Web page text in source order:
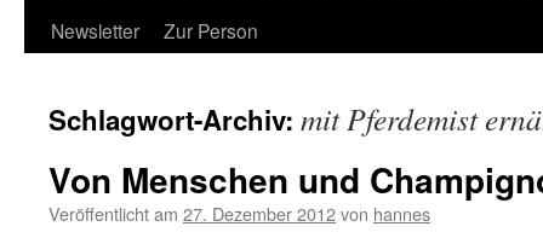
Newsletter
Zur Person
Schlagwort-Archiv: mit Pferdemist
Von Menschen und
Veröffentlicht am 27. Dezember 2012von hannes